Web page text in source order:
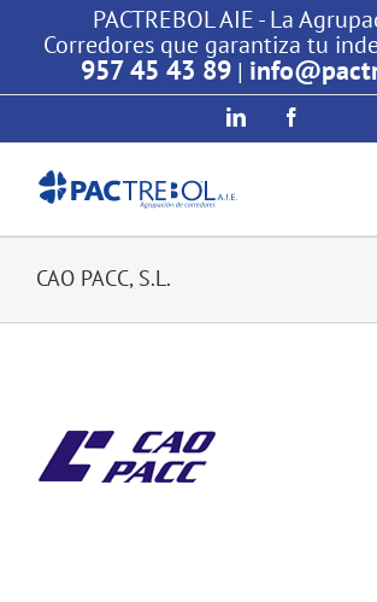
PACTREBOL AIE - La
Corredores que garantiza tu
957 45 43 89|
LinkedIn
CAO PACC, S.L.